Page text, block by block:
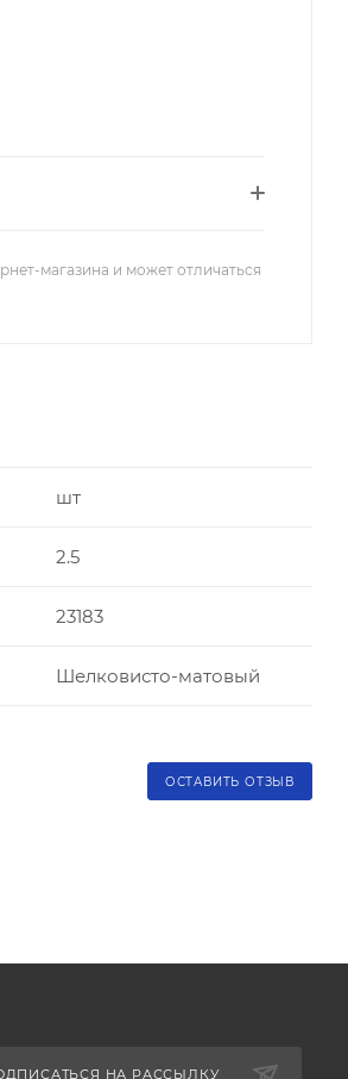
магазина и может отличаться
шт
2.5
23183
Шелковисто-матовый
ОСТАВИТЬ ОТЗЫВ
НА РАССЫЛКУ